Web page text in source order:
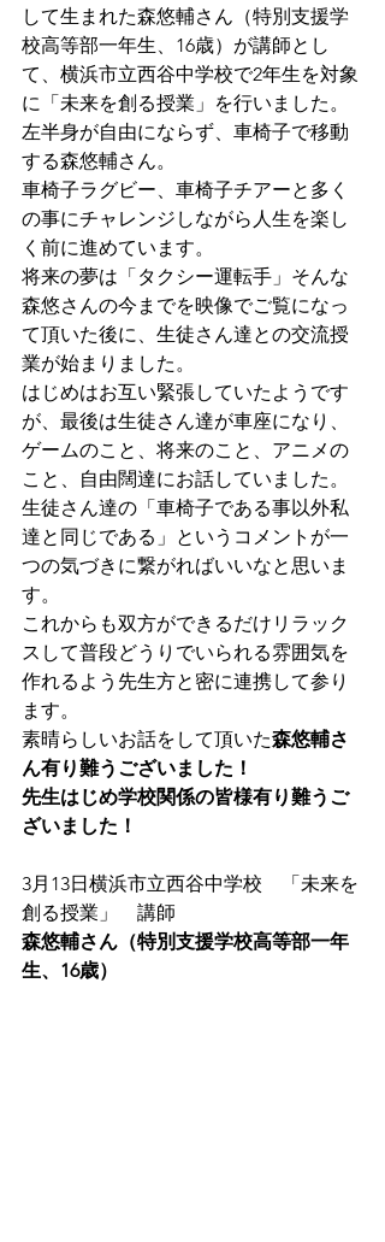
して生まれた森悠輔さん（特別支援学
校高等部一年生、16歳）が講師とし
て、横浜市立西谷中学校で2年生を対象
に「未来を創る授業」を行いました。
左半身が自由にならず、車椅子で移動
する森悠輔さん。
車椅子ラグビー、車椅子チアーと多く
の事にチャレンジしながら人生を楽し
く前に進めています。
将来の夢は「タクシー運転手」そんな
森悠さんの今までを映像でご覧になっ
て頂いた後に、生徒さん達との交流授
業が始まりました。
はじめはお互い緊張していたようです
が、最後は生徒さん達が車座になり、
ゲームのこと、将来のこと、アニメの
こと、自由闊達にお話していました。
生徒さん達の「車椅子である事以外私
達と同じである」というコメントが一
つの気づきに繋がればいいなと思いま
す。
これからも双方ができるだけリラック
スして普段どうりでいられる雰囲気を
作れるよう先生方と密に連携して参り
ます。
素晴らしいお話をして頂いた森悠輔さ
ん有り難うございました！
先生はじめ学校関係の皆様有り難うご
ざいました！
3月13日横浜市立西谷中学校　「未来を
創る授業」　講師
森悠輔さん（特別支援学校高等部一年
生、16歳）